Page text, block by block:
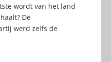
wordt van het land
De
werd zelfs de